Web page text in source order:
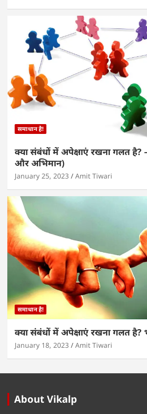
समाधान है!
क्या संबंधों में अपेक्षाएं रखना गलत है? –
और अभिमान)
January 25, 2023 Amit Tiwari
समाधान है!
क्या संबंधों में अपेक्षाएं रखना गलत है?
January 18, 2023 Amit Tiwari
About Vikalp